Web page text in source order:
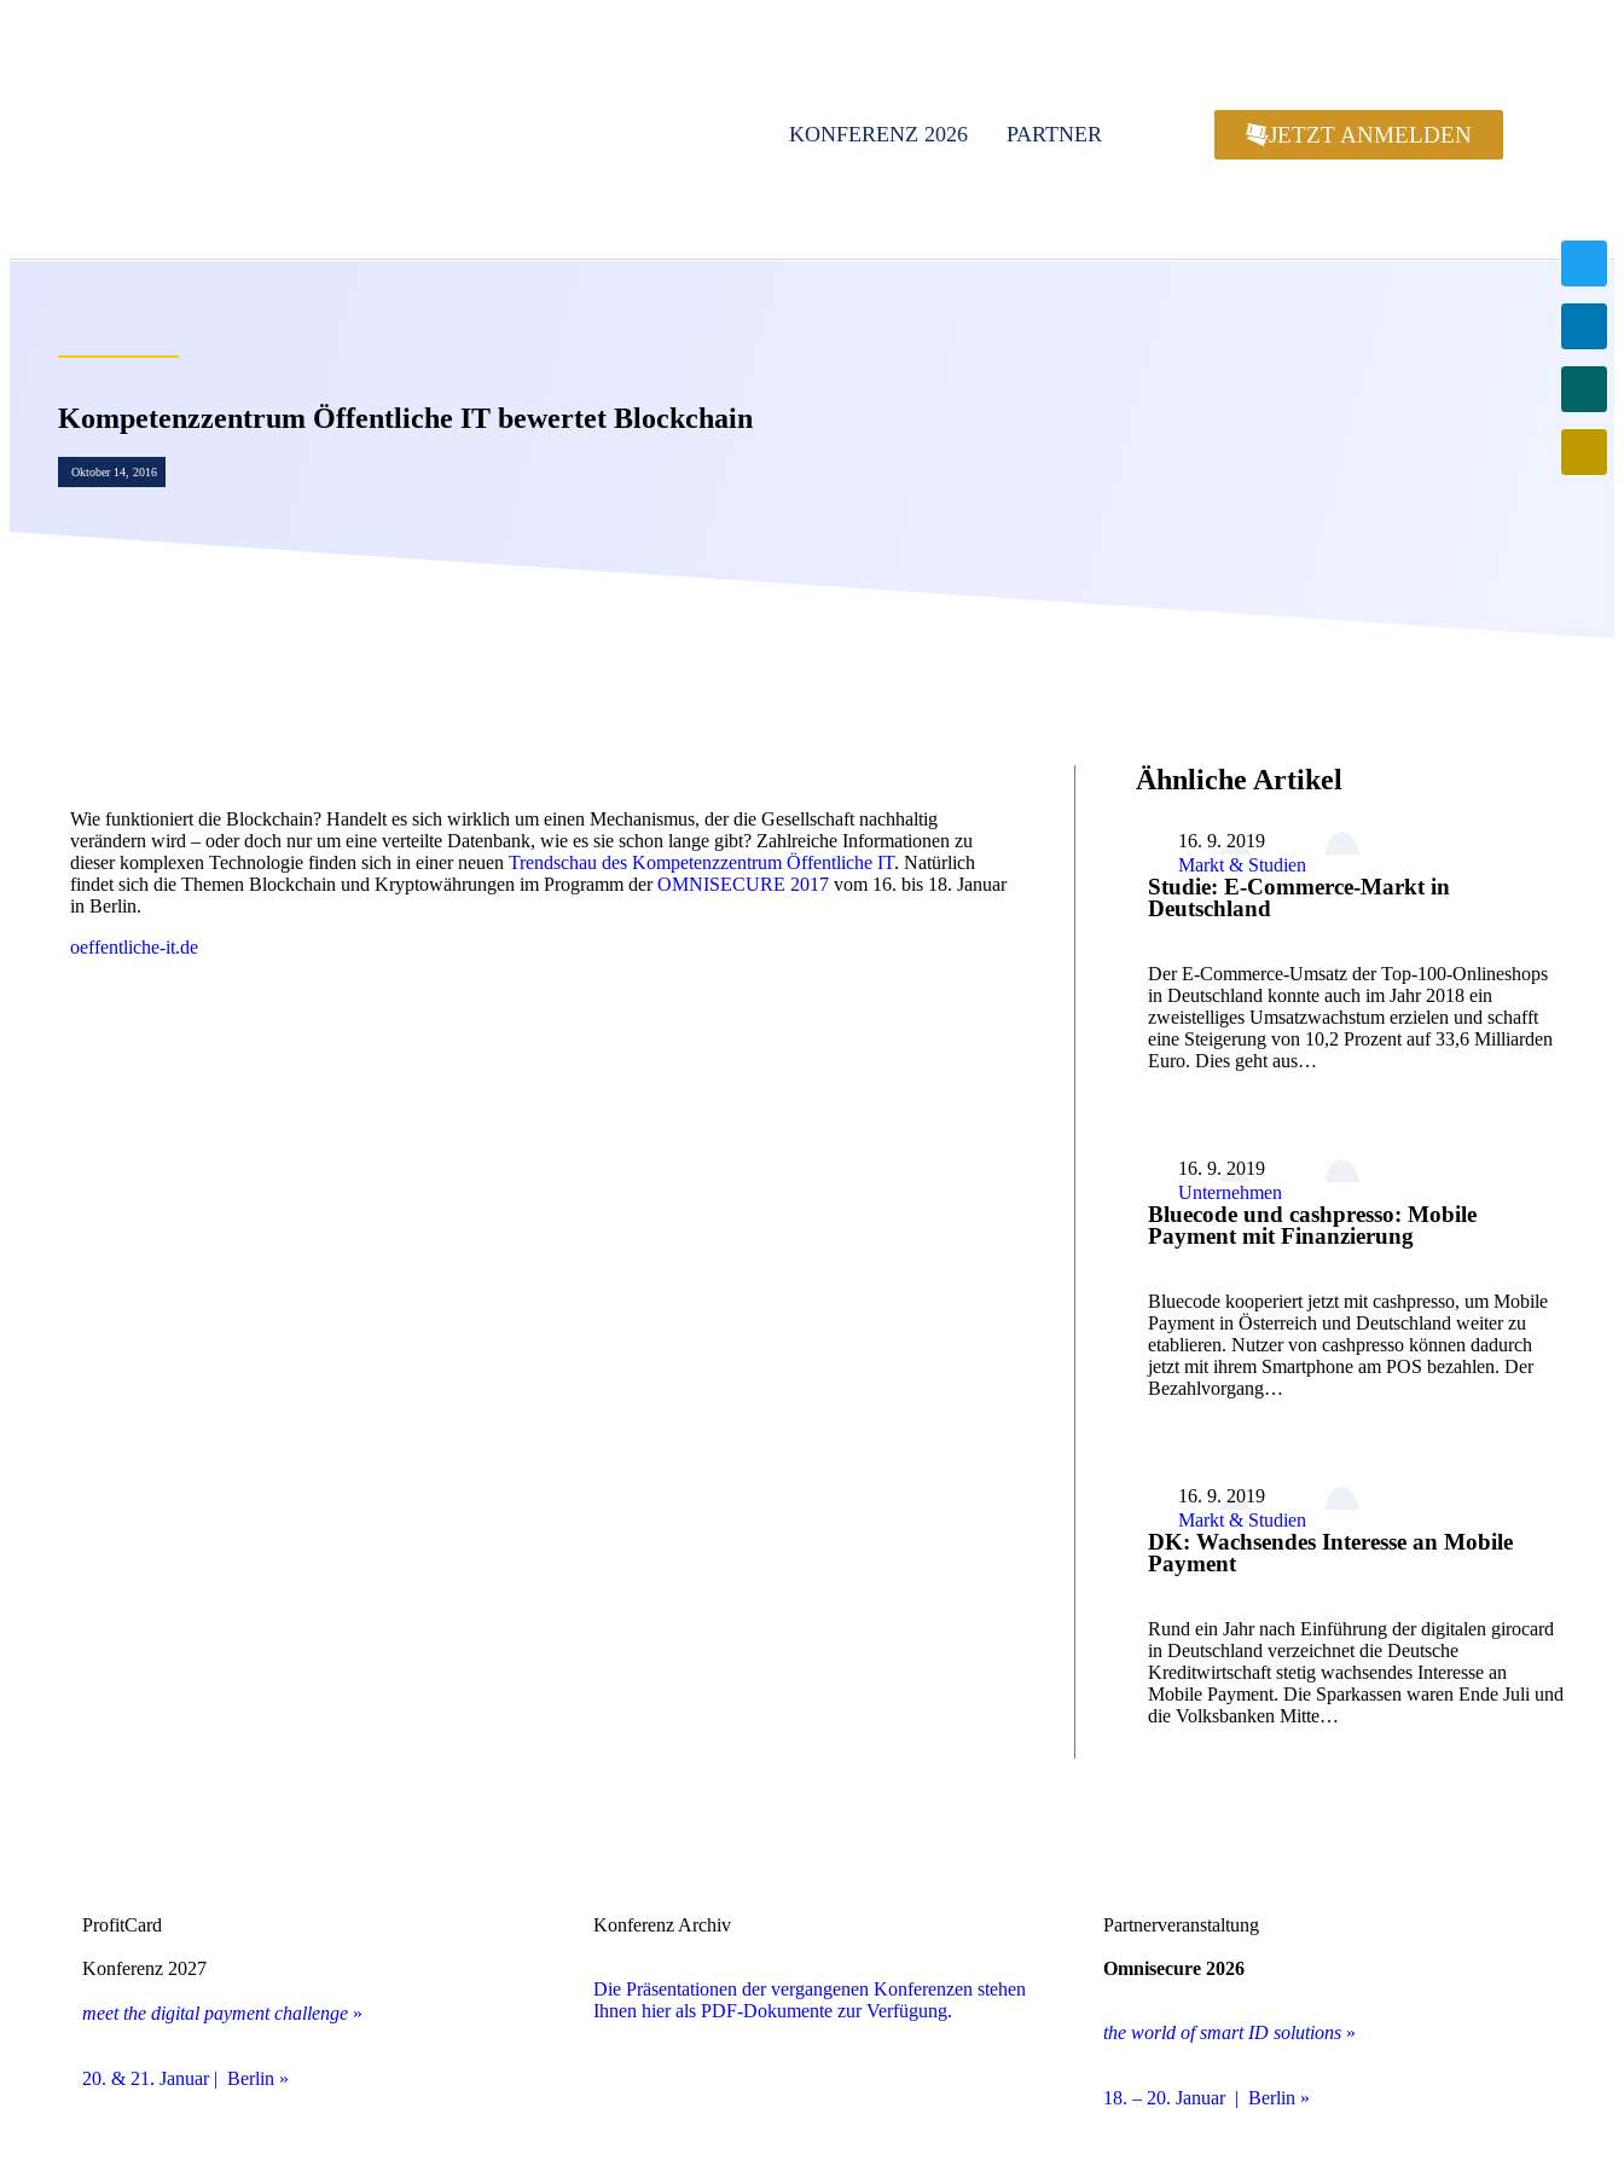
KONFERENZ 2026 PARTNER JETZT ANMELDEN
Kompetenzzentrum Öffentliche IT bewertet Blockchain
Oktober 14, 2016
Wie funktioniert die Blockchain? Handelt es sich wirklich um einen Mechanismus, der die Gesellschaft nachhaltig
verändern wird – oder doch nur um eine verteilte Datenbank, wie es sie schon lange gibt? Zahlreiche Informationen zu
dieser komplexen Technologie finden sich in einer neuen Trendschau des Kompetenzzentrum Öffentliche IT. Natürlich
findet sich die Themen Blockchain und Kryptowährungen im Programm derOMNISECURE 2017 vom 16. bis 18. Januar
in Berlin.
oeffentliche-it.de
Ähnliche Artikel
16. 9. 2019
Markt & Studien
Studie: E-Commerce-Markt in
Deutschland
Der E-Commerce-Umsatz der Top-100-Onlineshops
in Deutschland konnte auch im Jahr 2018 ein
zweistelliges Umsatzwachstum erzielen und schafft
eine Steigerung von 10,2 Prozent auf 33,6 Milliarden
Euro. Dies geht aus…
16. 9. 2019
Unternehmen
Bluecode und cashpresso: Mobile
Payment mit Finanzierung
Bluecode kooperiert jetzt mit cashpresso, um Mobile
Payment in Österreich und Deutschland weiter zu
etablieren. Nutzer von cashpresso können dadurch
jetzt mit ihrem Smartphone am POS bezahlen. Der
Bezahlvorgang…
16. 9. 2019
Markt & Studien
DK: Wachsendes Interesse an Mobile
Payment
Rund ein Jahr nach Einführung der digitalen girocard
in Deutschland verzeichnet die Deutsche
Kreditwirtschaft stetig wachsendes Interesse an
Mobile Payment. Die Sparkassen waren Ende Juli und
die Volksbanken Mitte…
ProfitCard
Konferenz 2027
meet the digital payment challenge »
20. & 21. Januar | Berlin »
Konferenz Archiv
Die Präsentationen der vergangenen Konferenzen stehen
Ihnen hier als PDF-Dokumente zur Verfügung.
Partnerveranstaltung
Omnisecure 2026
the world of smart ID solutions »
18. – 20. Januar | Berlin »